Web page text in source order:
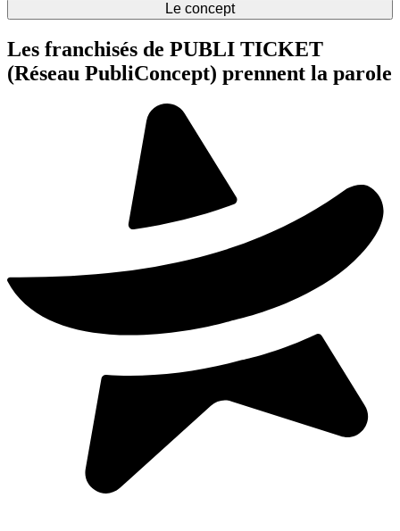
Le concept
Les franchisés de PUBLI TICKET
(Réseau PubliConcept) prennent la parole